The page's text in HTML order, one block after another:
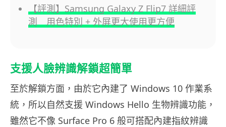
【評測】Samsung Galaxy Z Flip7 詳細評
測 用色特別 + 外屏更大使用更方便
支援人臉辨識解鎖超簡單
至於解鎖方面，由於它內建了 Windows 10 作業系
統，所以自然支援 Windows Hello 生物辨識功能，
雖然它不像 Surface Pro 6 般可搭配內建指紋辨識